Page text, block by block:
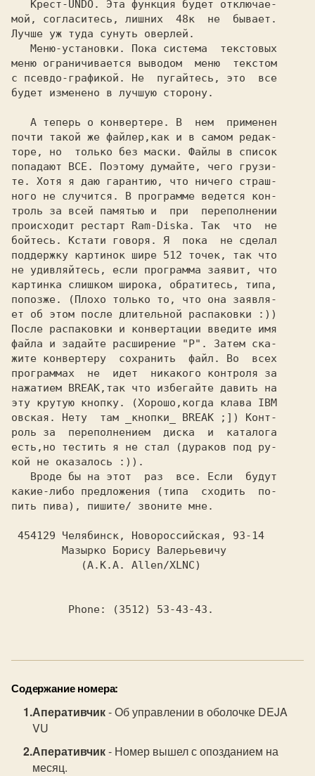
Крест-UNDO. Эта функция будет отключае-
мой, согласитесь, лишних  48к  не  бывает.
Лучше уж туда сунуть оверлей.
Меню-установки. Пока система  текстовых
меню ограничивается выводом  меню  текстом
с псевдо-графикой. Не  пугайтесь, это  все
будет изменено в лучшую сторону.
почти такой же файлер,как и в самом редак-
торе, но  только без маски. Файлы в список
попадают ВСЕ. Поэтому думайте, чего грузи-
те. Хотя я даю гарантию, что ничего страш-
ного не случится. В программе ведется кон-
троль за всей памятью и  при  переполнении
происходит рестарт Ram-Diskа. Так  что  не
бойтесь. Кстати говоря. Я  пока  не сделал
поддержку картинок шире 512 точек, так что
не удивляйтесь, если программа заявит, что
картинка слишком широка, обратитесь, типа,
попозже. (Плохо только то, что она заявля-
ет об этом после длительной распаковки :))
После распаковки и конвертации введите имя
файла и задайте расширение
"P". Затем ска-
жите конвертеру  сохранить  файл. Во  всех
программах  не  идет  никакого контроля за
нажатием BREAK,так что избегайте давить на
эту крутую кнопку. (Хорошо,когда клава IBM
овская. Нету  там _кнопки_ BREAK ;]) Конт-
роль за  переполнением  диска  и  каталога
есть,но тестить я не стал (дураков под ру-
кой не оказалось :)).
какие-либо предложения (типа  сходить  по-
пить пива), пишите/ звоните мне.
454129 Челябинск, Новороссийская, 93-14
Мазырко Борису Валерьевичу
           (А.К.А.
Allen/XLNC)
         Phone:
(3512) 53-43-43.
Содержание номера:
Аперативчик- Об управлении в оболочке DEJA
VU
Аперативчик- Номер вышел с опозданием на
месяц.